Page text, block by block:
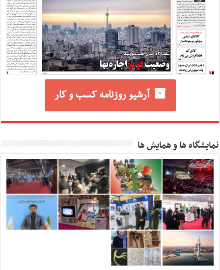
آرشیو روزنامه کسب و کار
نمایشگاه ها و همایش ها